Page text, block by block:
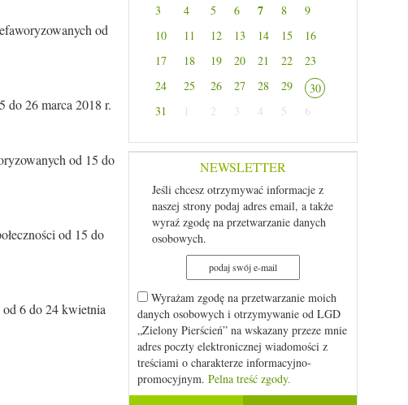
od
do 26 marca 2018 r.
od 15 do
od 15 do
6 do 24 kwietnia
3
4 5 6 7 8
9
10
11 12 13 14 15
16
17
18 19 20 21 22
23
24
25 26 27 28 29
30
31
1 2 3 4 5 6
NEWSLETTER
Jeśli chcesz otrzymywać informacje z
naszej strony podaj adres email, a także
wyraź zgodę na przetwarzanie danych
osobowych.
Wyrażam zgodę na przetwarzanie moich
danych osobowych i otrzymywanie od LGD
„Zielony Pierścień” na wskazany przeze mnie
adres poczty elektronicznej wiadomości z
treściami o charakterze informacyjno-
promocyjnym. Pelna treść zgody.